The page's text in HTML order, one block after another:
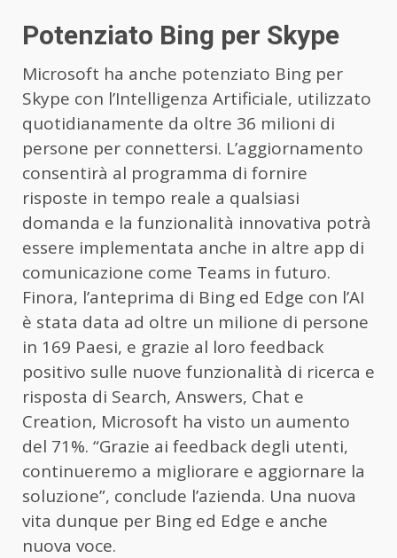
Potenziato Bing per Skype
Microsoft ha anche potenziato Bing per
Skype con l’Intelligenza Artificiale, utilizzato
quotidianamente da oltre 36 milioni di
persone per connettersi. L’aggiornamento
consentirà al programma di fornire
risposte in tempo reale a qualsiasi
domanda e la funzionalità innovativa potrà
essere implementata anche in altre app di
comunicazione come Teams in futuro.
Finora, l’anteprima di Bing ed Edge con l’AI
è stata data ad oltre un milione di persone
in 169 Paesi, e grazie al loro feedback
positivo sulle nuove funzionalità di ricerca e
risposta di Search, Answers, Chat e
Creation, Microsoft ha visto un aumento
del 71%. “Grazie ai feedback degli utenti,
continueremo a migliorare e aggiornare la
soluzione”, conclude l’azienda. Una nuova
vita dunque per Bing ed Edge e anche
nuova voce.